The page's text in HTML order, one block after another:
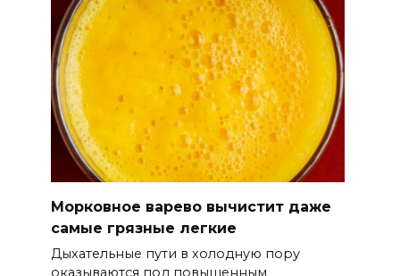
Морковное варево вычистит даже
самые грязные легкие
Дыхательные пути в холодную пору
оказываются под повышенным